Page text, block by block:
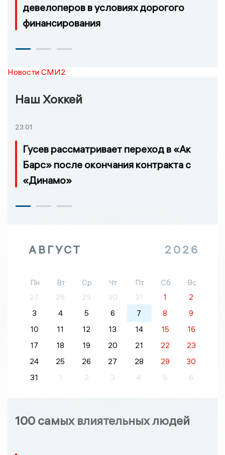
девелоперов в условиях дорогого
финансирования
Новости СМИ2
Наш Хоккей
23:01
Гусев рассматривает переход в «Ак
Барс» после окончания контракта с
«Динамо»
АВГУСТ 2026
Пн Вт Ср Чт Пт Сб
Вс
27
28 29 30 31 1
2
3
4 5 6 7 8
9
10
11 12 13 14 15
16
17
18 19 20 21 22
23
24
25 26 27 28 29
30
31
1 2 3 4 5 6
100 самых влиятельных людей